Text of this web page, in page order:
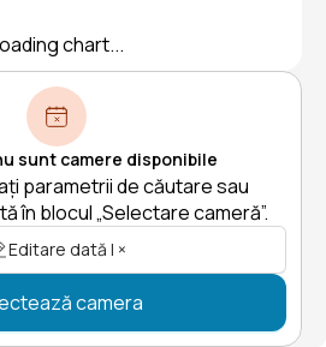
chart...
sunt camere disponibile
parametrii de căutare sau
în blocul „Selectare cameră”.
Editare dată | ×
camera